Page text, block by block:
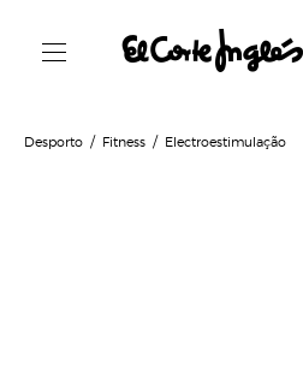
Desporto Fitness Electroestimulação